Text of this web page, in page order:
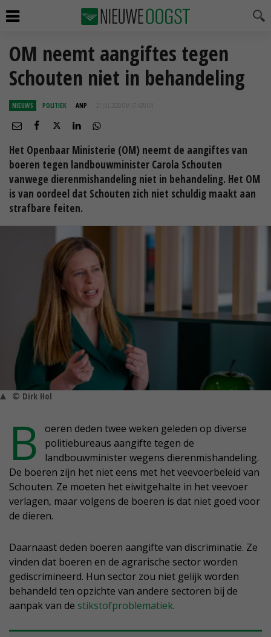
OM neemt aangiftes tegen
Schouten niet in behandeling
NIEUWS POLITIEK ANP 21 JUL 2020 OM 17:42
Het Openbaar Ministerie (OM) neemt de aangiftes van
boeren tegen landbouwminister Carola Schouten
vanwege dierenmishandeling niet in behandeling. Het OM
is van oordeel dat Schouten zich niet schuldig maakt aan
strafbare feiten.
© Dirk Hol
B
oeren deden twee weken geleden op diverse
politiebureaus aangifte tegen de
landbouwminister wegens dierenmishandeling.
De boeren zijn het niet eens met het veevoerbeleid van
Schouten. Ze moeten het eiwitgehalte in het veevoer
verlagen, maar volgens de boeren is dat niet goed voor
de dieren.
Daarnaast deden boeren aangifte van discriminatie. Ze
vinden dat boeren en de agrarische sector worden
gediscrimineerd. Hun sector zou niet gelijk worden
behandeld ten opzichte van andere sectoren bij de
aanpak van de stikstofproblematiek.